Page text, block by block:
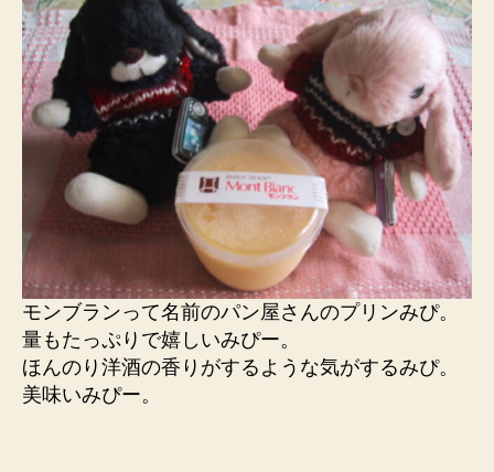
モンブランって名前のパン屋さんのプリンみぴ。
量もたっぷりで嬉しいみぴー。
ほんのり洋酒の香りがするような気がするみぴ。
美味いみぴー。